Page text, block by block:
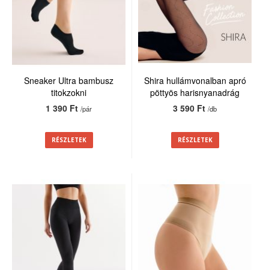
Sneaker Ultra bambusz
titokzokni
1 390 Ft/pár
RÉSZLETEK
Shira hullámvonalban apró
pöttyös harisnyanadrág
20den
3 590 Ft/db
RÉSZLETEK